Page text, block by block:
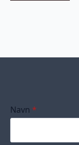
Navn *